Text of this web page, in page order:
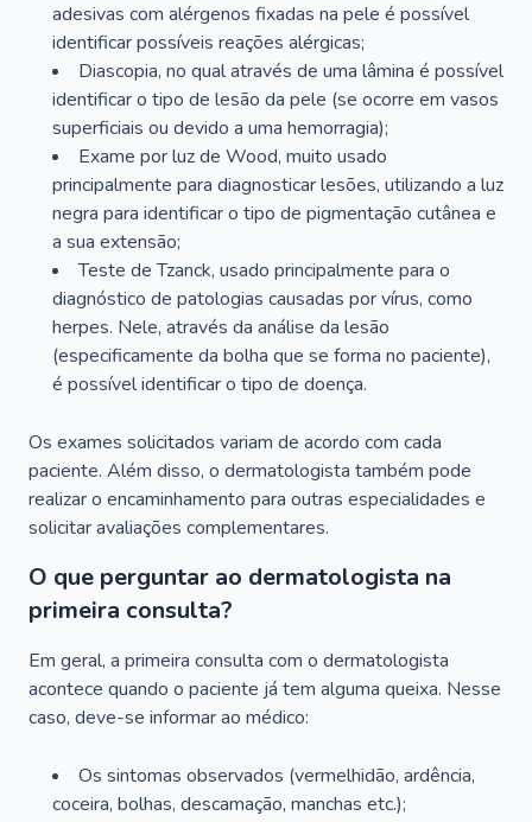
adesivas com alérgenos fixadas na pele é possível
identificar possíveis reações alérgicas;
Diascopia, no qual através de uma lâmina é possível
identificar o tipo de lesão da pele (se ocorre em vasos
superficiais ou devido a uma hemorragia);
Exame por luz de Wood, muito usado
principalmente para diagnosticar lesões, utilizando a luz
negra para identificar o tipo de pigmentação cutânea e
a sua extensão;
Teste de Tzanck, usado principalmente para o
diagnóstico de patologias causadas por vírus, como
herpes. Nele, através da análise da lesão
(especificamente da bolha que se forma no paciente),
é possível identificar o tipo de doença.
Os exames solicitados variam de acordo com cada
paciente. Além disso, o dermatologista também pode
realizar o encaminhamento para outras especialidades e
solicitar avaliações complementares.
O que perguntar ao dermatologista na
primeira consulta?
Em geral, a primeira consulta com o dermatologista
acontece quando o paciente já tem alguma queixa. Nesse
caso, deve-se informar ao médico:
Os sintomas observados (vermelhidão, ardência,
coceira, bolhas, descamação, manchas etc.);